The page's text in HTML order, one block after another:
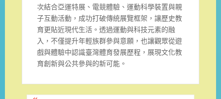
次結合亞運特展、電競體驗、運動科學裝置與親
子互動活動，成功打破傳統展覽框架，讓歷史教
育更貼近現代生活。透過運動與科技元素的融
入，不僅提升年輕族群參與意願，也讓觀眾從遊
戲與體驗中認識臺灣體育發展歷程，展現文化教
育創新與公共參與的新可能。